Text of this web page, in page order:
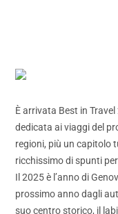
È arrivata Best in
dedicata ai viaggi del
regioni, più un capitolo
ricchissimo di spunti
Il 2025 è l’anno di
prossimo anno dagli
suo centro storico, il